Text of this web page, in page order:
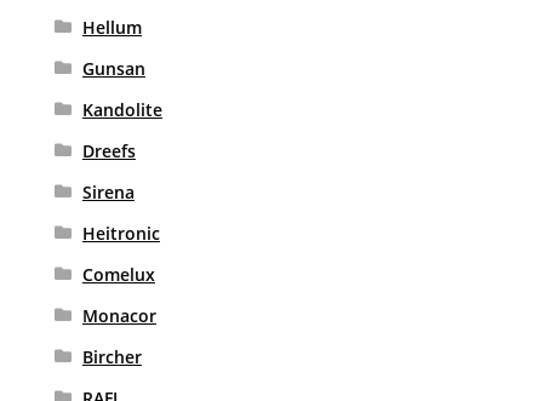
Hellum
Gunsan
Kandolite
Dreefs
Sirena
Heitronic
Comelux
Monacor
Bircher